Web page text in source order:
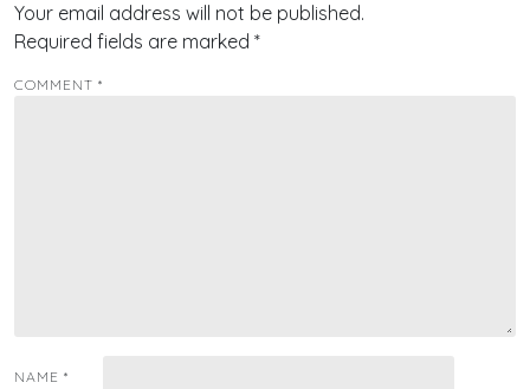
Your email address will not be published.
Required fields are marked *
COMMENT *
NAME *